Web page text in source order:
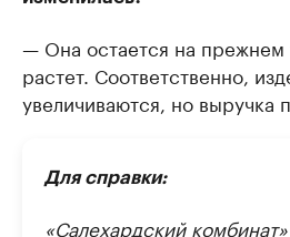
— Она остается на прежнем
растет. Соответственно,
увеличиваются, но выручка
Для справки:
«Салехардский